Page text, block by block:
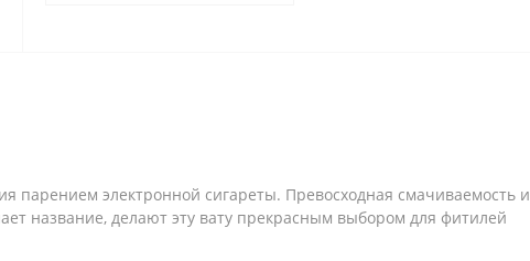
парением электронной сигареты. Превосходная смачиваемость и
название, делают эту вату прекрасным выбором для фитилей